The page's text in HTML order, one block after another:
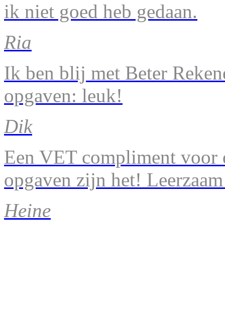
ik niet goed heb gedaan.
Ria
Ik ben blij met Beter
opgaven: leuk!
Dik
Een VET compliment voor
opgaven zijn het!
Heine